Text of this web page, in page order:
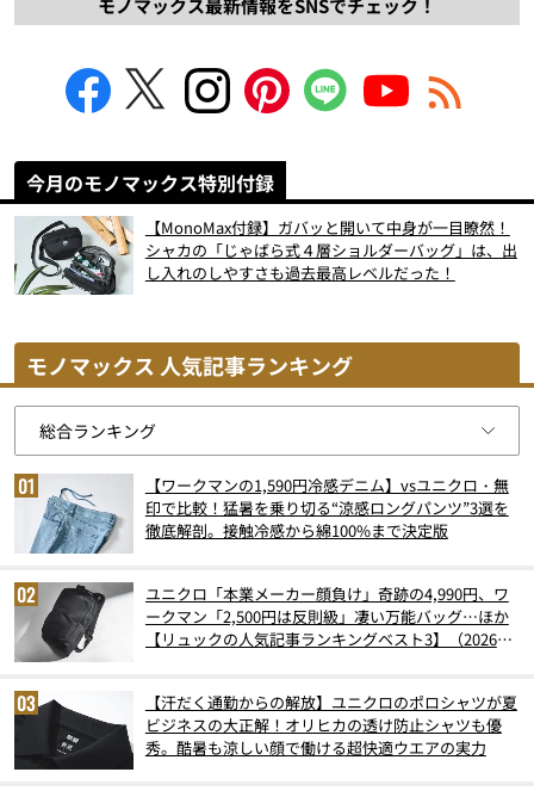
今月のモノマックス特別付録
【MonoMax付録】ガバッと開いて中身が一目瞭然！
シャカの「じゃばら式４層ショルダーバッグ」は、出
し入れのしやすさも過去最高レベルだった！
モノマックス 人気記事ランキング
【ワークマンの1,590円冷感デニム】vsユニクロ・無
印で比較！猛暑を乗り切る“涼感ロングパンツ”3選を
徹底解剖。接触冷感から綿100%まで決定版
ユニクロ「本業メーカー顔負け」奇跡の4,990円、ワ
ークマン「2,500円は反則級」凄い万能バッグ…ほか
【リュックの人気記事ランキングベスト3】（2026年
【汗だく通勤からの解放】ユニクロのポロシャツが夏
ビジネスの大正解！オリヒカの透け防止シャツも優
秀。酷暑も涼しい顔で働ける超快適ウエアの実力